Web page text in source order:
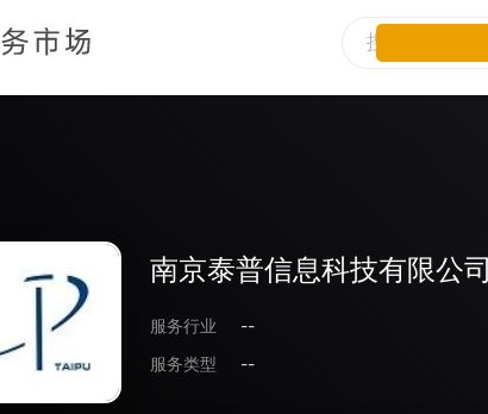
南京泰普信息科技有限公司
服务行业
--
服务类型
--